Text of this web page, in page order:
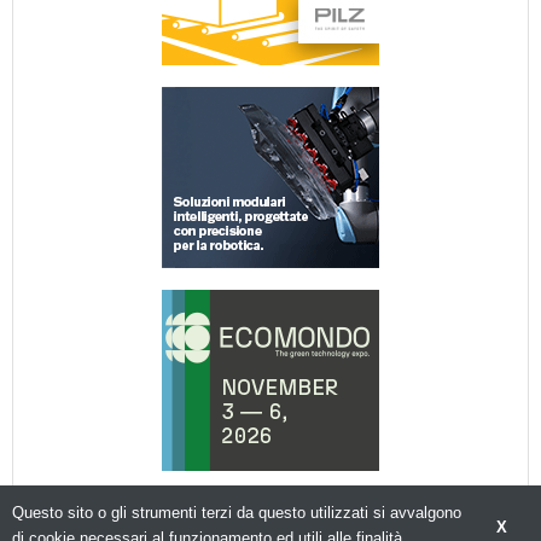
X
Questo sito o gli strumenti terzi da questo utilizzati si avvalgono